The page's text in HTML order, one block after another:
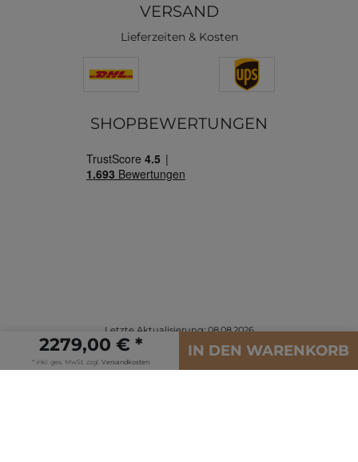
2279,00 € *
* inkl. ges. MwSt. zzgl. Versandkosten
IN DEN WARENKORB
VERSAND
Lieferzeiten & Kosten
SHOPBEWERTUNGEN
Letzte Aktualisierung: 08.08.2026
© Copyright 2026 | Alle Rechte vorbehalten.